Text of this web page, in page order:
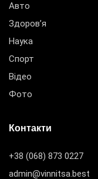
Авто
Здоров’я
Наука
Спорт
Відео
Фото
Контакти
+38 (068) 873 0227
admin@vinnitsa.best